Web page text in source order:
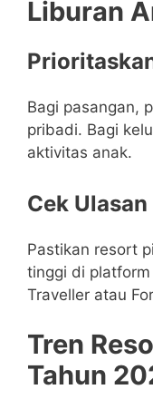
Liburan
Bagi pasangan,
pribadi. Bagi
aktivitas anak.
Cek
Pastikan resort
tinggi di
Traveller atau
Tren
Tahun